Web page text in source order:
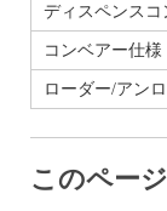
ディスペンスコ
コンベアー仕様
ローダー/アン
このペー